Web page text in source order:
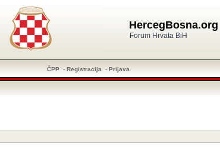
HercegBosna.org
Forum Hrvata BiH
ČPP - Registracija - Prijava